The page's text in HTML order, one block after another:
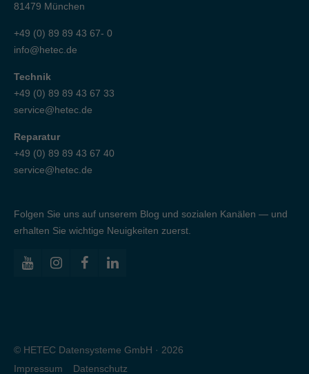
81479 München
+49 (0) 89 89 43 67- 0
info@hetec.de
Technik
+49 (0) 89 89 43 67 33
service@hetec.de
Reparatur
+49 (0) 89 89 43 67 40
service@hetec.de
Folgen Sie uns auf unserem Blog und sozialen Kanälen — und
erhalten Sie wichtige Neuigkeiten zuerst.
© HETEC Datensysteme GmbH · 2026
Impressum
Datenschutz